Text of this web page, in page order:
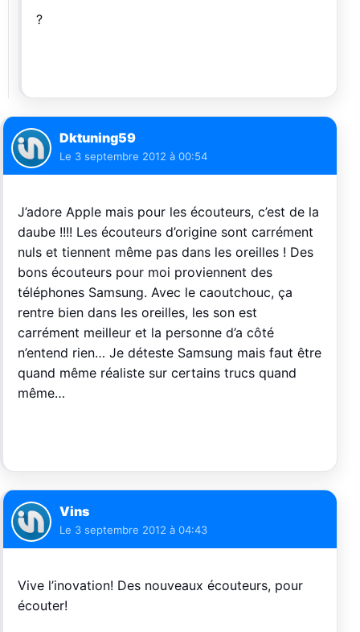
?
Dktuning59
Le 3 septembre 2012 à 00:54
J’adore Apple mais pour les écouteurs, c’est de la
daube !!!! Les écouteurs d’origine sont carrément
nuls et tiennent même pas dans les oreilles ! Des
bons écouteurs pour moi proviennent des
téléphones Samsung. Avec le caoutchouc, ça
rentre bien dans les oreilles, les son est
carrément meilleur et la personne d’a côté
n’entend rien… Je déteste Samsung mais faut être
quand même réaliste sur certains trucs quand
même…
Vins
Le 3 septembre 2012 à 04:43
Vive l’inovation! Des nouveaux écouteurs, pour
écouter!